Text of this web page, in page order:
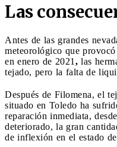
Las
Antes de las grandes
meteorológico que provocó
en enero de 2021 , las
tejado, pero la falta de
Después de Filomena, el
situado en Toledo ha
reparación inmediata,
deteriorado, la gran
de inflexión en el estado